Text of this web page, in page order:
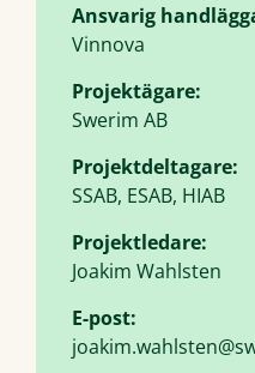
Ansvarig
Vinnova
Projektägare:
Swerim AB
Projektdeltagare:
SSAB, ESAB, HIAB
Projektledare:
Joakim Wahlsten
E-post: